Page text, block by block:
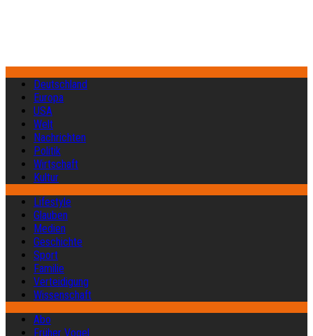
Deutschland
Europa
USA
Welt
Nachrichten
Politik
Wirtschaft
Kultur
Lifestyle
Glauben
Medien
Geschichte
Sport
Familie
Verteidigung
Wissenschaft
Abo
Früher Vogel